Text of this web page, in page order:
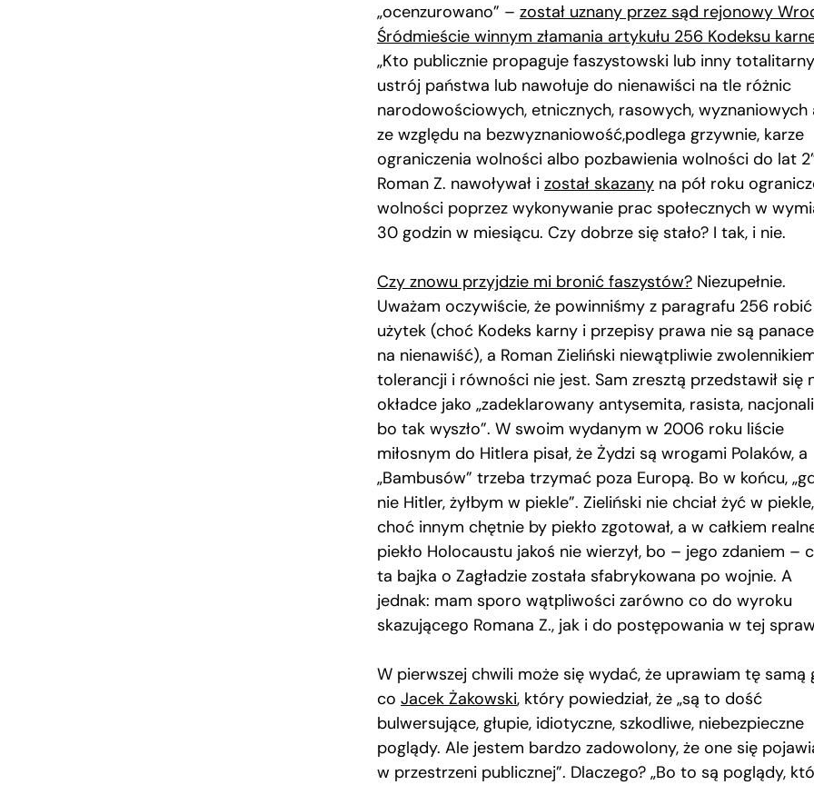
„ocenzurowano” – został uznany przez sąd rejonowy
Śródmieście winnym złamania artykułu 256 Kodeksu
„Kto publicznie propaguje faszystowski lub inny totalitarny
ustrój państwa lub nawołuje do nienawiści na tle różnic
narodowościowych, etnicznych, rasowych, wyznaniowych
ze względu na bezwyznaniowość,podlega grzywnie, karze
ograniczenia wolności albo pozbawienia wolności do lat
Roman Z. nawoływał i został skazany na pół roku
wolności poprzez wykonywanie prac społecznych w
30 godzin w miesiącu. Czy dobrze się stało? I tak, i nie.
Czy znowu przyjdzie mi bronić faszystów? Niezupełnie.
Uważam oczywiście, że powinniśmy z paragrafu 256 robić
użytek (choć Kodeks karny i przepisy prawa nie są
na nienawiść), a Roman Zieliński niewątpliwie
tolerancji i równości nie jest. Sam zresztą przedstawił się
okładce jako „zadeklarowany antysemita, rasista,
bo tak wyszło”. W swoim wydanym w 2006 roku liście
miłosnym do Hitlera pisał, że Żydzi są wrogami Polaków, a
„Bambusów” trzeba trzymać poza Europą. Bo w końcu,
nie Hitler, żyłbym w piekle”. Zieliński nie chciał żyć w piekle,
choć innym chętnie by piekło zgotował, a w całkiem
piekło Holocaustu jakoś nie wierzył, bo – jego zdaniem –
ta bajka o Zagładzie została sfabrykowana po wojnie. A
jednak: mam sporo wątpliwości zarówno co do wyroku
skazującego Romana Z., jak i do postępowania w tej
W pierwszej chwili może się wydać, że uprawiam tę samą
co Jacek Żakowski, który powiedział, że „są to dość
bulwersujące, głupie, idiotyczne, szkodliwe, niebezpieczne
poglądy. Ale jestem bardzo zadowolony, że one się
w przestrzeni publicznej”. Dlaczego? „Bo to są poglądy,